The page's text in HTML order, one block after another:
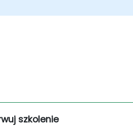
szkolenie